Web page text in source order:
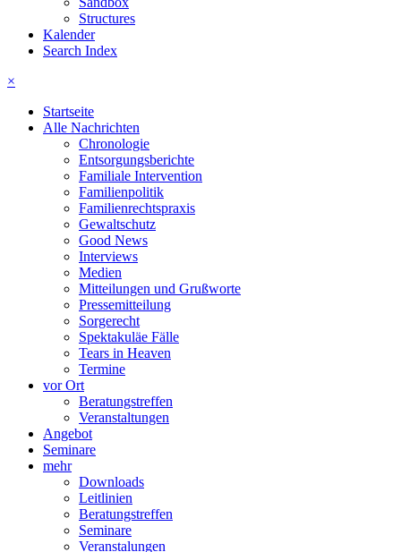
Structures
Kalender
Search Index
×
Startseite
Alle Nachrichten
Chronologie
Entsorgungsberichte
Familiale Intervention
Familienpolitik
Familienrechtspraxis
Gewaltschutz
Good News
Interviews
Medien
Mitteilungen und Grußworte
Pressemitteilung
Sorgerecht
Spektakuläe Fälle
Tears in Heaven
Termine
vor Ort
Beratungstreffen
Veranstaltungen
Angebot
Seminare
mehr
Downloads
Leitlinien
Beratungstreffen
Seminare
Veranstalungen